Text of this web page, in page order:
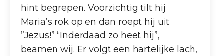
hint begrepen. Voorzichtig tilt hij
Maria’s rok op en dan roept hij uit
”Jezus!” “Inderdaad zo heet hij”,
beamen wij. Er volgt een hartelijke lach,